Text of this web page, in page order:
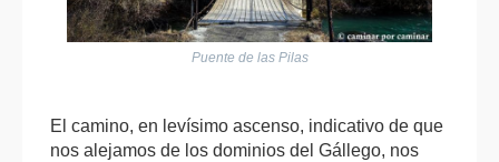
Puente de las Pilas
El camino, en levísimo ascenso, indicativo de que
nos alejamos de los dominios del Gállego, nos